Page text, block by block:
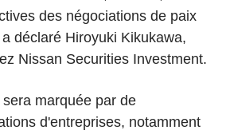
des négociations de paix
déclaré Hiroyuki Kikukawa,
Nissan Securities Investment.
marquée par de
d'entreprises, notamment